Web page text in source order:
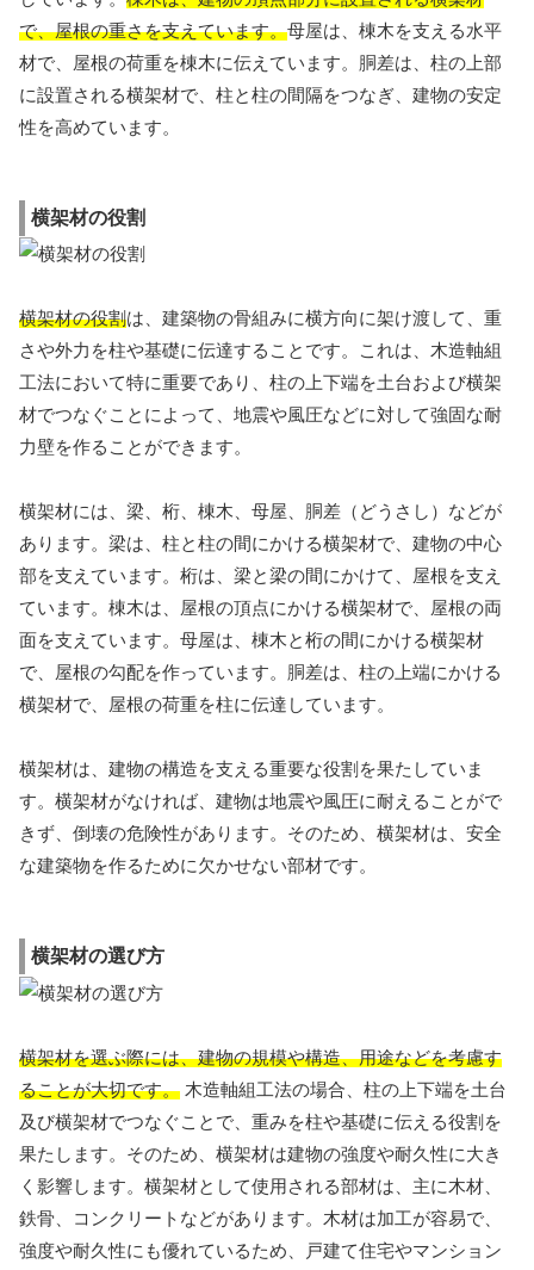
で、屋根の重さを支えています。母屋は、棟木を支える水平
材で、屋根の荷重を棟木に伝えています。胴差は、柱の上部
に設置される横架材で、柱と柱の間隔をつなぎ、建物の安定
性を高めています。
横架材の役割
横架材の役割は、建築物の骨組みに横方向に架け渡して、重
さや外力を柱や基礎に伝達することです。これは、木造軸組
工法において特に重要であり、柱の上下端を土台および横架
材でつなぐことによって、地震や風圧などに対して強固な耐
力壁を作ることができます。
横架材には、梁、桁、棟木、母屋、胴差（どうさし）などが
あります。梁は、柱と柱の間にかける横架材で、建物の中心
部を支えています。桁は、梁と梁の間にかけて、屋根を支え
ています。棟木は、屋根の頂点にかける横架材で、屋根の両
面を支えています。母屋は、棟木と桁の間にかける横架材
で、屋根の勾配を作っています。胴差は、柱の上端にかける
横架材で、屋根の荷重を柱に伝達しています。
横架材は、建物の構造を支える重要な役割を果たしていま
す。横架材がなければ、建物は地震や風圧に耐えることがで
きず、倒壊の危険性があります。そのため、横架材は、安全
な建築物を作るために欠かせない部材です。
横架材の選び方
横架材を選ぶ際には、建物の規模や構造、用途などを考慮す
ることが大切です。 木造軸組工法の場合、柱の上下端を土台
及び横架材でつなぐことで、重みを柱や基礎に伝える役割を
果たします。そのため、横架材は建物の強度や耐久性に大き
く影響します。横架材として使用される部材は、主に木材、
鉄骨、コンクリートなどがあります。木材は加工が容易で、
強度や耐久性にも優れているため、戸建て住宅やマンション